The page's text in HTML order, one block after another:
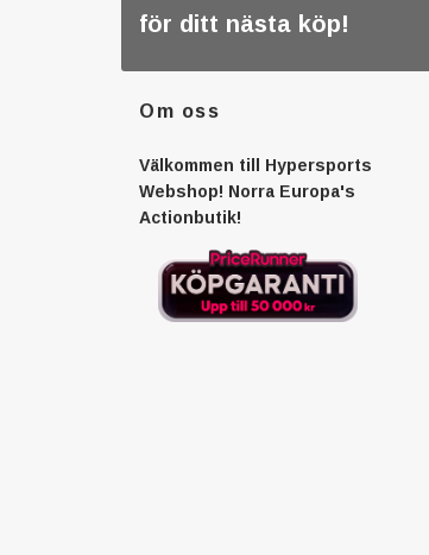
för ditt nästa köp!
Om oss
Välkommen till Hypersports
Webshop! Norra Europa's
Actionbutik!